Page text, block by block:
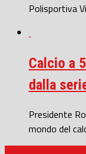
Polisportiva
Calcio a
dalla
Presidente
mondo del